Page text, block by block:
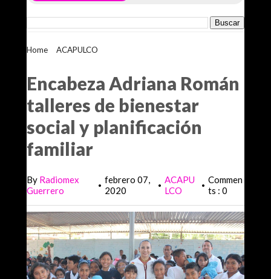
Home ACAPULCO
Encabeza Adriana Román
talleres de bienestar
social y planificación
familiar
By Radiomex
Guerrero
• febrero 07,
2020
• ACAPU
LCO
• Commen
ts : 0